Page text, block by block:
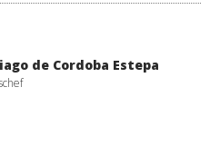
de Cordoba Estepa